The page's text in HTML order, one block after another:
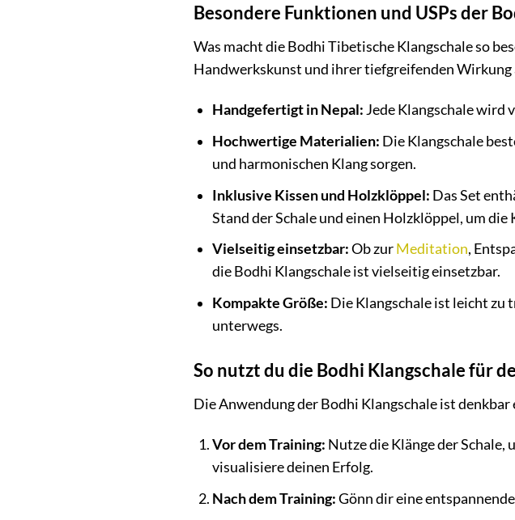
Besondere Funktionen und USPs der
Was macht die Bodhi Tibetische Klangschale so
Handwerkskunst und ihrer tiefgreifenden Wirkung
Handgefertigt in Nepal:Jede Klangschale wird
Hochwertige Materialien: Die Klangschale
und harmonischen Klang sorgen.
Inklusive Kissen und Holzklöppel: Das Set
Stand der Schale und einen Holzklöppel, um die
Vielseitig einsetzbar:Ob zurMeditation,
die Bodhi Klangschale ist vielseitig einsetzbar.
Kompakte Größe: Die Klangschale ist leicht zu
unterwegs.
So nutzt du die Bodhi Klangschale für
Die Anwendung der Bodhi Klangschale ist
Vor dem Training: Nutze die Klänge der Schale,
visualisiere deinen Erfolg.
Nach dem Training:Gönn dir eine